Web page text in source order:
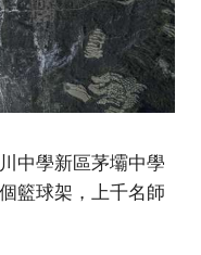
中學新區茅壩中學
籃球架，上千名師